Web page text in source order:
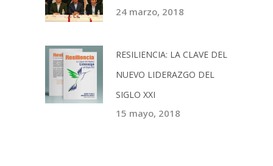
24 marzo, 2018
RESILIENCIA: LA CLAVE DEL
NUEVO LIDERAZGO DEL
SIGLO XXI
15 mayo, 2018